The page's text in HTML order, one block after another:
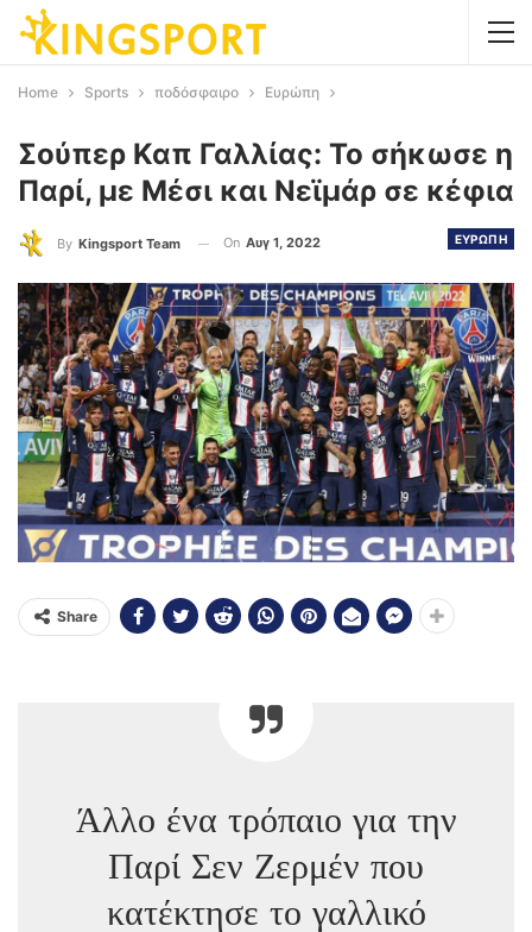
Home Sports ποδόσφαιρο Ευρώπη
Σούπερ Καπ Γαλλίας: Το σήκωσε η
Παρί, με Μέσι και Νεϊμάρ σε κέφια
ΕΥΡΩΠΗ
By Kingsport Team On Αυγ 1, 2022
Share
Άλλο ένα τρόπαιο για την
Παρί Σεν Ζερμέν που
κατέκτησε το γαλλικό